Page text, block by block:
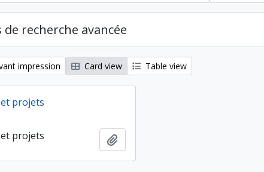
recherche avancée
impression Card view Table view
projets
projets